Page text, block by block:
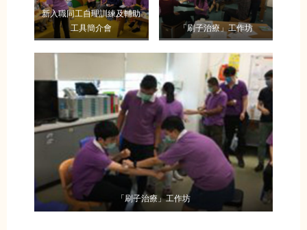
新入職同工自理訓練及輔助
工具簡介會
「刷子治療」工作坊
「刷子治療」工作坊